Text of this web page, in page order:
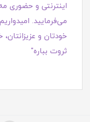
اینترنتی و حضوری
می‌فرمایید.
خودتان و
ثروت بباره"